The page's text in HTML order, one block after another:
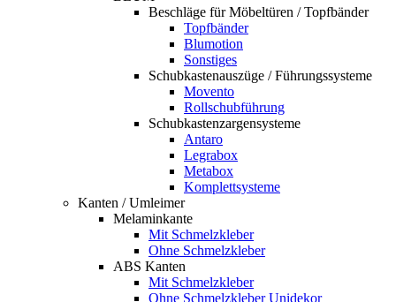
Beschläge für Möbeltüren / Topfbänder
Topfbänder
Blumotion
Sonstiges
Schubkastenauszüge / Führungssysteme
Movento
Rollschubführung
Schubkastenzargensysteme
Antaro
Legrabox
Metabox
Komplettsysteme
Kanten / Umleimer
Melaminkante
Mit Schmelzkleber
Ohne Schmelzkleber
ABS Kanten
Mit Schmelzkleber
Ohne Schmelzkleber Unidekor